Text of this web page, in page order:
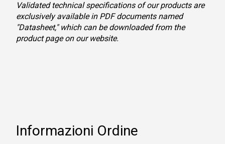
Validated technical specifications of our products are
exclusively available in PDF documents named
"Datasheet," which can be downloaded from the
product page on our website.
Informazioni Ordine